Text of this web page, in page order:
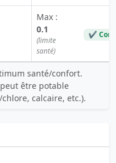
Max :
0.1
(limite
santé)
✔
santé/confort.
être potable
calcaire, etc.).